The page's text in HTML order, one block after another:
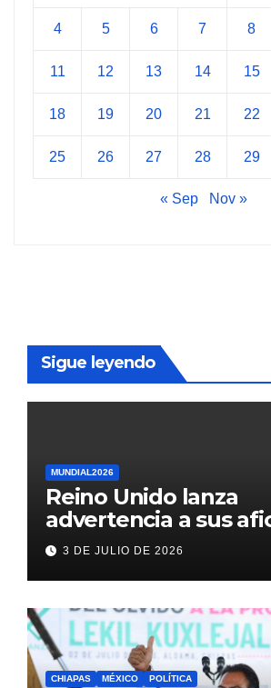
4 5 6 7 8
11 12 13 14 15
18 19 20 21 22
25 26 27 28 29
« Sep Nov »
Sigue leyendo
MUNDIAL2026
Reino Unido lanza
advertencia a sus
antes del México vs
Inglaterra en el
3 DE JULIO DE 2026
CHIAPAS MÉXICO POLÍTICA